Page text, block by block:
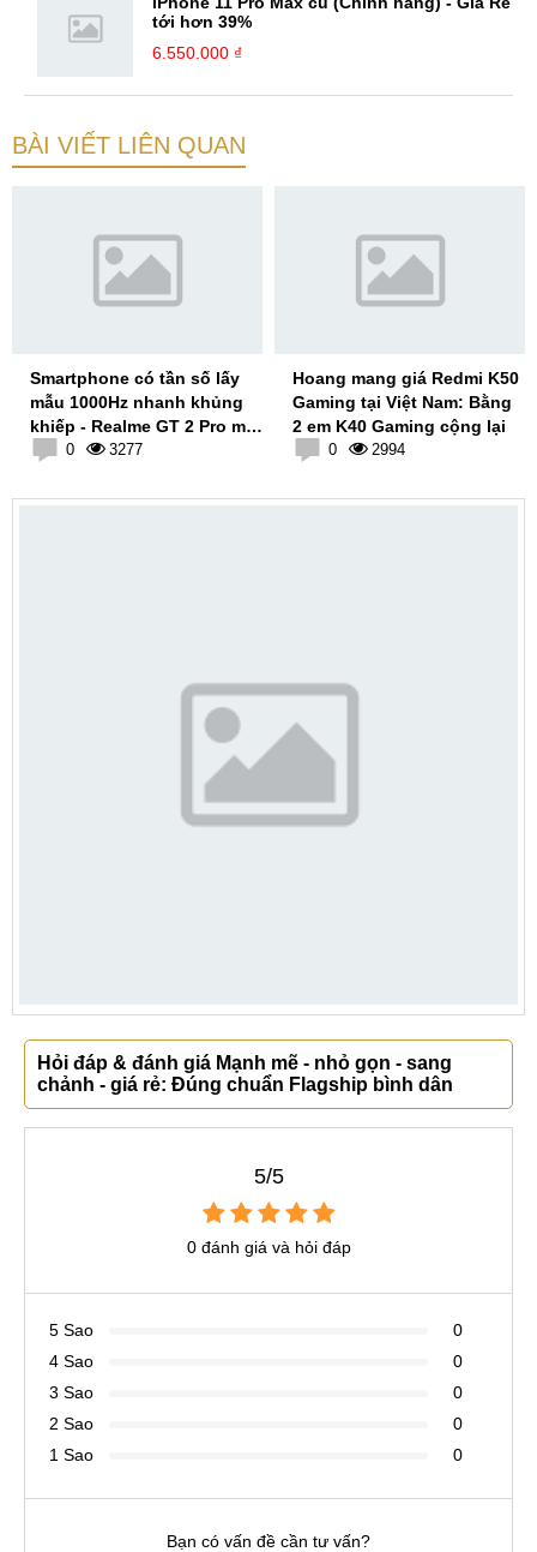
tới hơn 39%
6.550.000 ₫
BÀI VIẾT LIÊN QUAN
Smartphone có tần số lấy
mẫu 1000Hz nhanh khủng
khiếp - Realme GT 2 Pro mở
hộp & đánh giá nhanh
0 3277
Hoang mang giá Redmi K50
Gaming tại Việt Nam: Bằng
2 em K40 Gaming cộng lại
0 2994
Hỏi đáp & đánh giá Mạnh mẽ - nhỏ gọn - sang
chảnh - giá rẻ: Đúng chuẩn Flagship bình dân
5/5
0 đánh giá và hỏi đáp
5 Sao
0
4 Sao
0
3 Sao
0
2 Sao
0
1 Sao
0
Bạn có vấn đề cần tư vấn?